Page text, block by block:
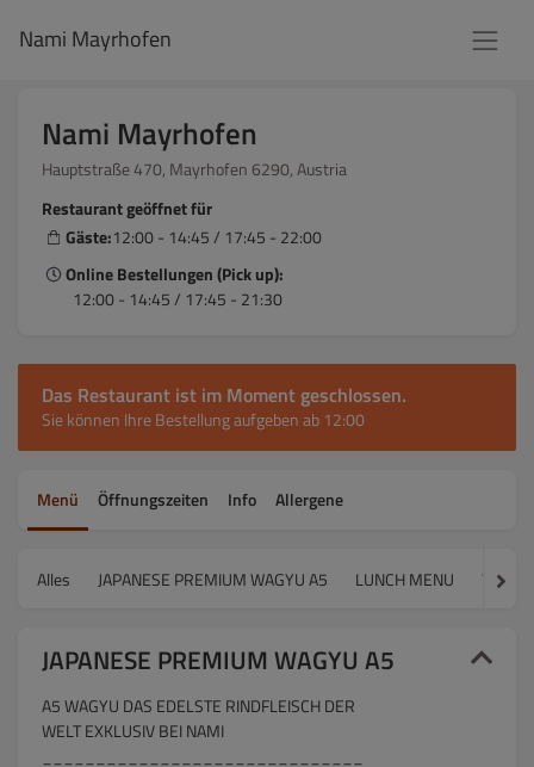
Nami Mayrhofen
Nami Mayrhofen
Hauptstraße 470, Mayrhofen 6290, Austria
Restaurant geöffnet für
Gäste:12:00 - 14:45 / 17:45 - 22:00
Online Bestellungen (Pick up):
12:00 - 14:45 / 17:45 - 21:30
Das Restaurant ist im Moment geschlossen.
Sie können Ihre Bestellung aufgeben ab 12:00
Menü Öffnungszeiten Info Allergene
Alles JAPANESE PREMIUM WAGYU A5 LUNCH MENU WARM
JAPANESE PREMIUM WAGYU A5
A5 WAGYU DAS EDELSTE RINDFLEISCH DER
WELT EXKLUSIV BEI NAMI